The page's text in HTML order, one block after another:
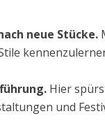
neue Stücke.
Hier
und